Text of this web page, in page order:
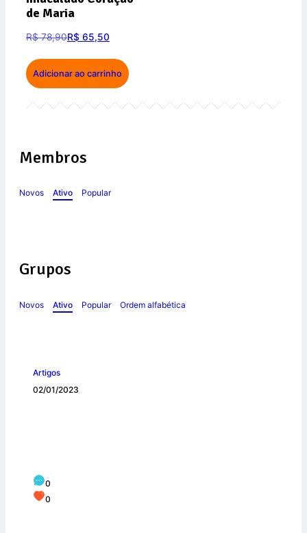
de Maria
R$78,90R$ 65,50
Adicionar ao carrinho
Membros
Novos Ativo Popular
Grupos
Novos Ativo Popular Ordem alfabética
Artigos
02/01/2023
0
0